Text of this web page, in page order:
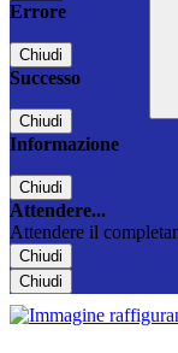
Errore
Chiudi
Successo
Chiudi
Informazione
Chiudi
Attendere...
Attendere il
Chiudi
Chiudi